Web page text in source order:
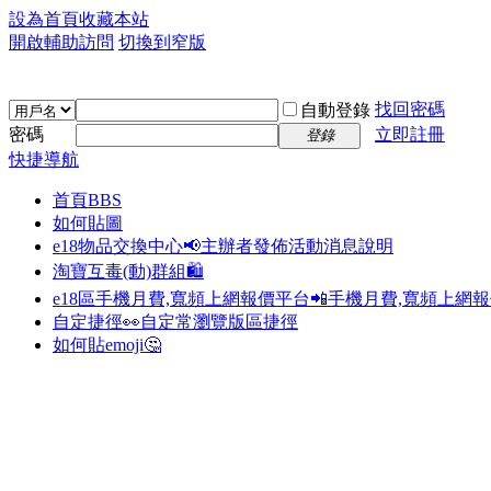
設為首頁收藏本站
開啟輔助訪問 切換到窄版
自動登錄 找回密碼
密碼
登錄
立即註冊
快捷導航
首頁BBS
如何貼圖
e18物品交換中心📢主辦者發佈活動消息說明
淘寶互毒(動)群組🛍️
e18區手機月費,寬頻上網報價平台📲手機月費,寬頻上網
自定捷徑👀自定常瀏覽版區捷徑
如何貼emoji🤔